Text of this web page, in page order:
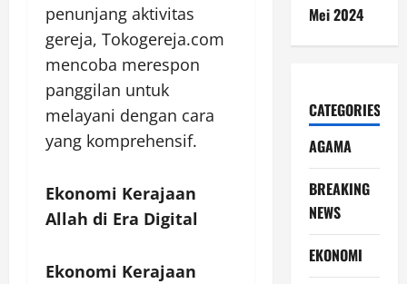
penunjang aktivitas
gereja, Tokogereja.com
mencoba merespon
panggilan untuk
melayani dengan cara
yang komprehensif.
Ekonomi Kerajaan
Allah di Era Digital
Ekonomi Kerajaan
Mei 2024
CATEGORIES
AGAMA
BREAKING
NEWS
EKONOMI